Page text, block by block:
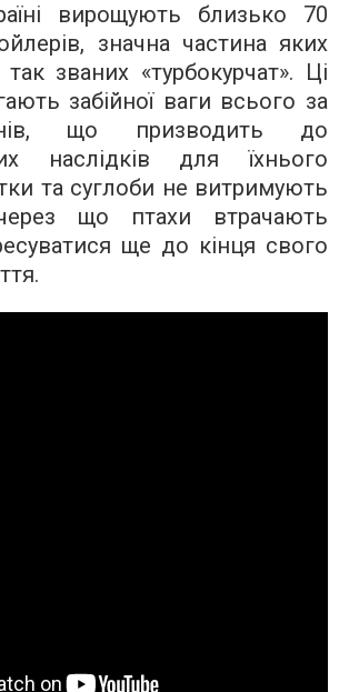
вирощують близько 70
значна частина яких
званих «турбокурчат». Ці
забійної ваги всього за
що призводить до
наслідків для їхнього
та суглоби не витримують
що птахи втрачають
ще до кінця свого